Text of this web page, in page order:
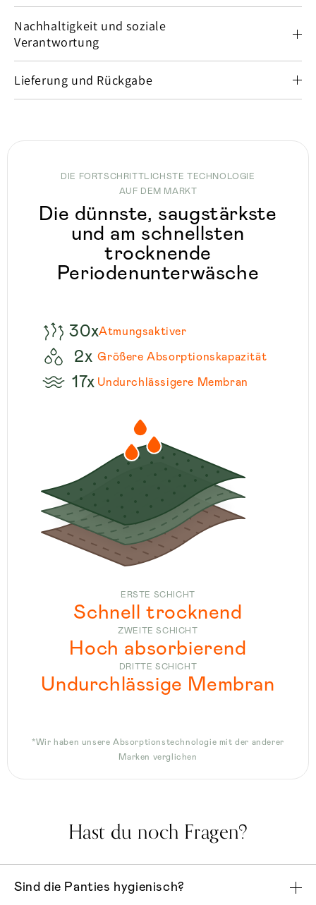
Nachhaltigkeit und soziale
Verantwortung
Lieferung und Rückgabe
DIE FORTSCHRITTLICHSTE TECHNOLOGIE
AUF DEM MARKT
Die dünnste, saugstärkste
und am schnellsten
trocknende
Periodenunterwäsche
30xAtmungsaktiver
2x Größere Absorptionskapazität
17x Undurchlässigere Membran
ERSTE SCHICHT
Schnell trocknend
ZWEITE SCHICHT
Hoch absorbierend
DRITTE SCHICHT
Undurchlässige Membran
*Wir haben unsere Absorptionstechnologie mit der anderer
Marken verglichen
Hast du noch Fragen?
Sind die Panties hygienisch?